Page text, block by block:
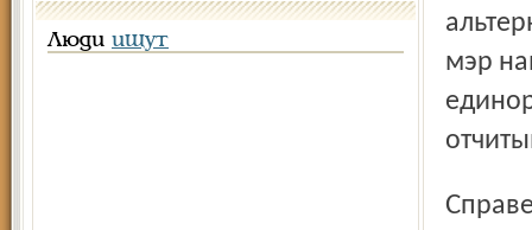
Люди ищут
мэр
Справедливоросс Анатолий Каширин и коммунист